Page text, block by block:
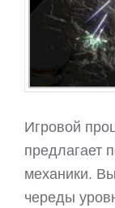
Игровой
предлагает
механики.
череды